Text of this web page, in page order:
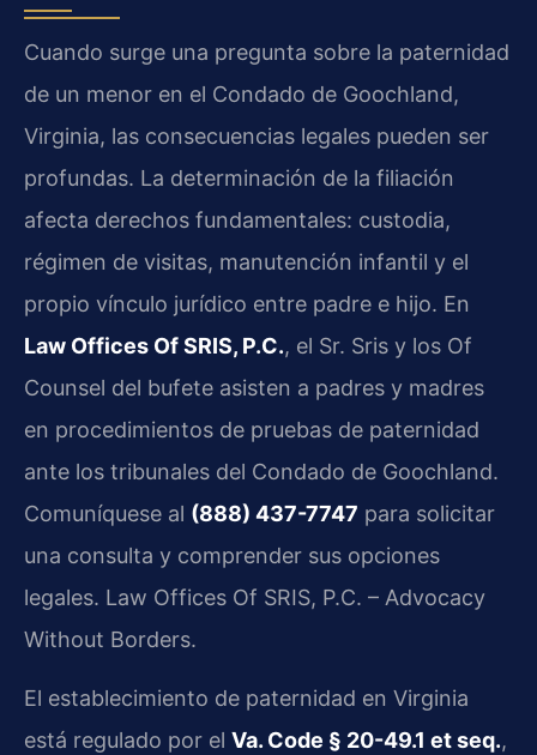
Cuando surge una pregunta sobre la paternidad
de un menor en el Condado de Goochland,
Virginia, las consecuencias legales pueden ser
profundas. La determinación de la filiación
afecta derechos fundamentales: custodia,
régimen de visitas, manutención infantil y el
propio vínculo jurídico entre padre e hijo. En
Law Offices Of SRIS, P.C., el Sr. Sris y los Of
Counsel del bufete asisten a padres y madres
en procedimientos de pruebas de paternidad
ante los tribunales del Condado de Goochland.
Comuníquese al (888) 437-7747 para solicitar
una consulta y comprender sus opciones
legales. Law Offices Of SRIS, P.C. – Advocacy
Without Borders.
El establecimiento de paternidad en Virginia
está regulado por el Va. Code § 20-49.1 et seq.,